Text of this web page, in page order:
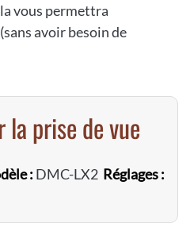
vous permettra
avoir besoin de
prise de vue
: DMC-LX2 Réglages :